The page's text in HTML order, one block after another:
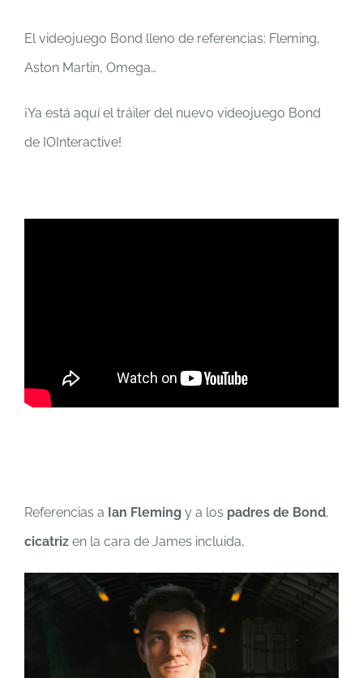
El videojuego Bond lleno de referencias: Fleming,
Aston Martin, Omega…
¡Ya está aquí el tráiler del nuevo videojuego Bond
de IOInteractive!
Referencias a Ian Fleming y a los padres de Bond,
cicatriz en la cara de James incluida,